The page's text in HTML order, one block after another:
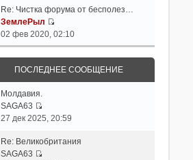
Re: Чистка форума от бесполез…
ЗемлеРыл
П
е
р
е
й
к
о
02 фев 2020, 02:10
ПОСЛЕДНЕЕ СООБЩЕНИЕ
Молдавия.
SAGA63
П
р
27 дек 2025, 20:59
Re: Великобритания
SAGA63